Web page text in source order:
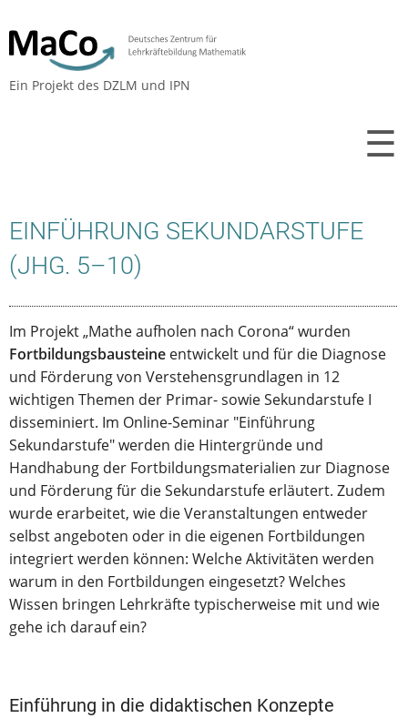
Ein Projekt des DZLM und IPN
☰
EINFÜHRUNG SEKUNDARSTUFE
(JHG. 5–10)
Im Projekt „Mathe aufholen nach Corona“ wurden
Fortbildungsbausteine entwickelt und für die Diagnose
und Förderung von Verstehensgrundlagen in 12
wichtigen Themen der Primar- sowie Sekundarstufe I
disseminiert. Im Online-Seminar "Einführung
Sekundarstufe" werden die Hintergründe und
Handhabung der Fortbildungsmaterialien zur Diagnose
und Förderung für die Sekundarstufe erläutert. Zudem
wurde erarbeitet, wie die Veranstaltungen entweder
selbst angeboten oder in die eigenen Fortbildungen
integriert werden können: Welche Aktivitäten werden
warum in den Fortbildungen eingesetzt? Welches
Wissen bringen Lehrkräfte typischerweise mit und wie
gehe ich darauf ein?
Einführung in die didaktischen Konzepte